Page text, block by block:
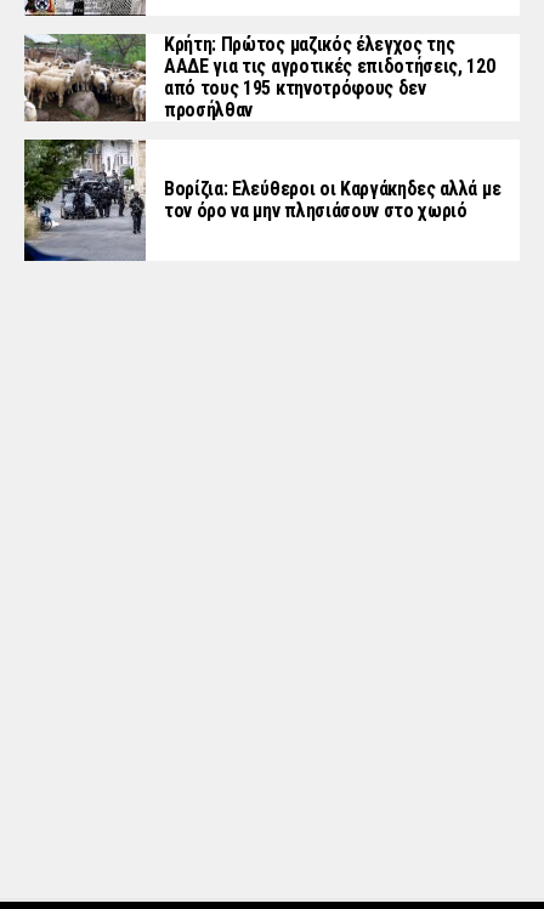
Κρήτη: Πρώτος μαζικός έλεγχος της
ΑΑΔΕ για τις αγροτικές επιδοτήσεις, 120
από τους 195 κτηνοτρόφους δεν
προσήλθαν
Βορίζια: Ελεύθεροι οι Καργάκηδες αλλά με
τον όρο να μην πλησιάσουν στο χωριό